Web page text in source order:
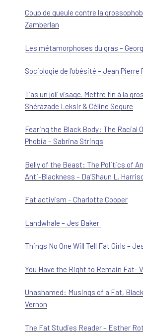
Coup de gueule contre la
Zamberlan
Les métamorphoses du gras –
Sociologie de l’obésité – Jean Pierre
T’as un joli visage. Mettre fin à la
Shérazade Leksir & Céline Segure
Fearing the Black Body: The Racial
Phobia – Sabrina Strings
Belly of the Beast: The Politics of
Anti-Blackness – Da’Shaun L.
Fat activism – Charlotte Cooper
Landwhale – Jes Baker
Things No One Will Tell Fat Girls –
You Have the Right to Remain Fat-
Unashamed: Musings of a Fat,
Vernon
The Fat Studies Reader – Esther